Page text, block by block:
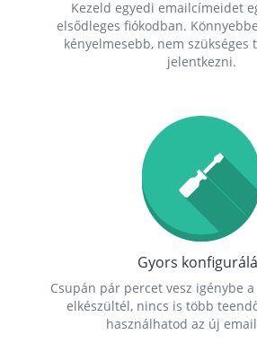
Kezeld egyedi emailcímeidet
elsődleges fiókodban.
kényelmesebb, nem szükséges
jelentkezni.
Gyors
Csupán pár percet vesz igénybe
elkészültél, nincs is több
használhatod az új